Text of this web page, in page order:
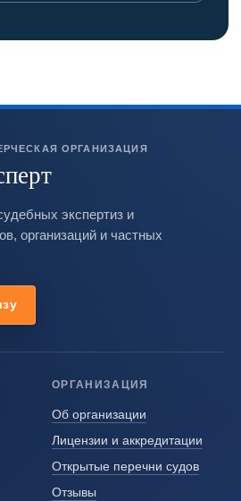
ОРГАНИЗАЦИЯ
экспертиз и
организаций и частных
ОРГАНИЗАЦИЯ
Об организации
Лицензии и аккредитации
Открытые перечни судов
Отзывы